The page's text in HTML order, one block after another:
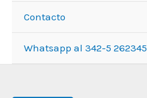
Contacto
Whatsapp al 342-5 262345